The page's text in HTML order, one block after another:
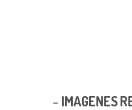
IMAGENES